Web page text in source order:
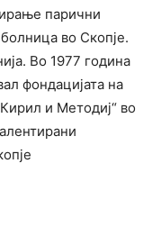
парични
во Скопје.
Во 1977 година
фондацијата на
и Методиј“ во